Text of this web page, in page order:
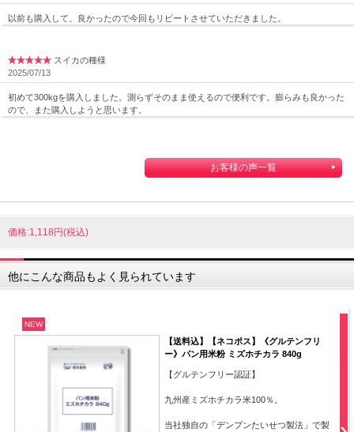
以前も購入して、良かったので今回もリピートさせていただきました。
スイカの種様
2025/07/13
初めて300kgを購入しました。測らずそのまま使えるので便利です。膨らみも良かった
ので、また購入しようと思います。
お客様の声一覧
価格:1,118円(税込)
他にこんな商品もよく見られています
NEW
【送料込】【ネコポス】《グルテンフリ
ー》パン用米粉 ミズホチカラ 840g
【グルテンフリー認証】
九州産ミズホチカラ米100％。
当社独自の「デンプンたいせつ製法」で製